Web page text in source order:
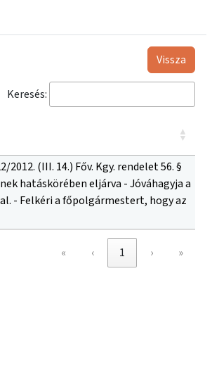
Vissza
Keresés:
(III. 14.) Főv. Kgy. rendelet 56. §
hatáskörében eljárva - Jóváhagyja a
- Felkéri a főpolgármestert, hogy az
« ‹ 1 › »